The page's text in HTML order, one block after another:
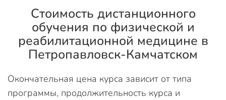
Стоимость дистанционного
обучения по физической и
реабилитационной медицине в
Петропавловск-Камчатском
Окончательная цена курса зависит от типа
программы, продолжительность курса и